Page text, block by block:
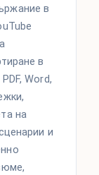
в
в
Word,
на
и